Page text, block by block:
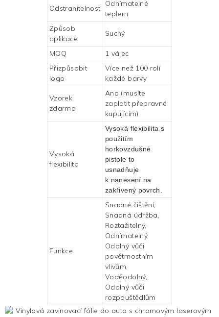
Odstranitelnost
Odnímatelné
teplem
Způsob
aplikace
Suchý
MOQ
1 válec
Přizpůsobit
logo
Více než 100 rolí
každé barvy
Vzorek
zdarma
Ano (musíte
zaplatit přepravné
kupujícím)
Vysoká
flexibilita
Vysoká flexibilita s
použitím
horkovzdušné
pistole to
usnadňuje
k nanesení na
zakřivený povrch.
Funkce
Snadné čištění,
Snadná údržba,
Roztažitelný,
Odnímatelný,
Odolný vůči
povětrnostním
vlivům,
Voděodolný,
Odolný vůči
rozpouštědlům